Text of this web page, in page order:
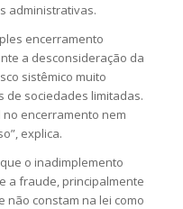
administrativas.
encerramento
a desconsideração da
sistêmico muito
de sociedades limitadas.
encerramento nem
explica.
o inadimplemento
a fraude, principalmente
constam na lei como